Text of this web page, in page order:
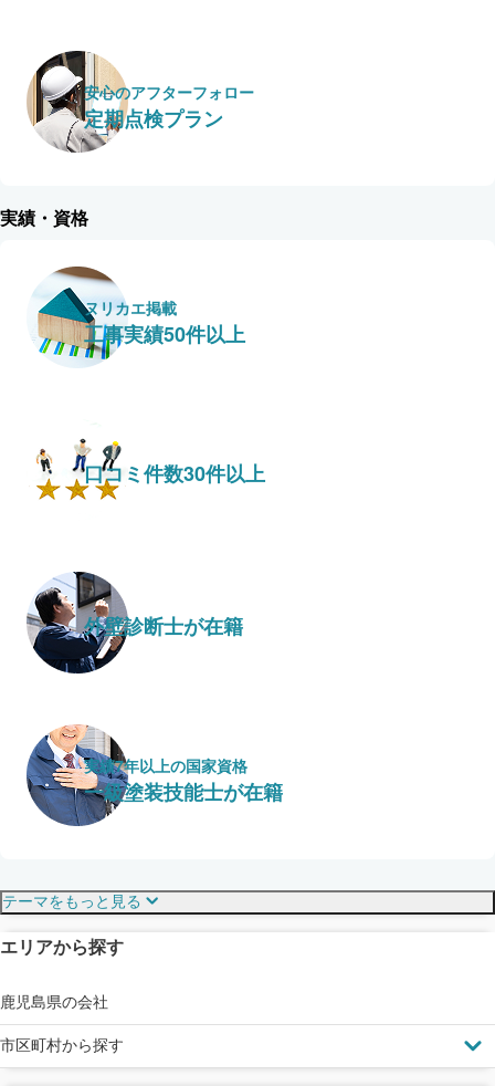
安心のアフターフォロー
定期点検プラン
実績・資格
ヌリカエ掲載
工事実績50件以上
口コミ件数30件以上
外壁診断士が在籍
実績7年以上の国家資格
一級塗装技能士が在籍
見えにくい屋根も安心
ドローン診断
テーマをもっと見る
エリアから探す
鹿児島県の会社
市区町村から探す